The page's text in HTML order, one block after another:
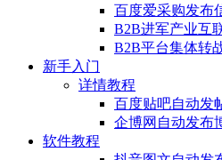
百度爱采购发布
B2B进军产业互
B2B平台集体转
新手入门
详情教程
百度贴吧自动发
企博网自动发布
软件教程